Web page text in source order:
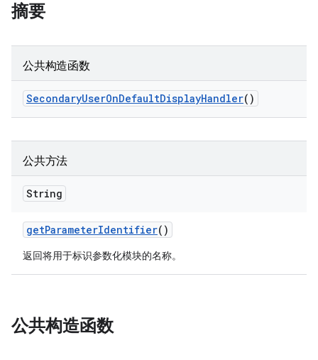
摘要
公共构造函数
SecondaryUserOnDefaultDisplayHandler()
公共方法
String
getParameterIdentifier()
返回将用于标识参数化模块的名称。
公共构造函数